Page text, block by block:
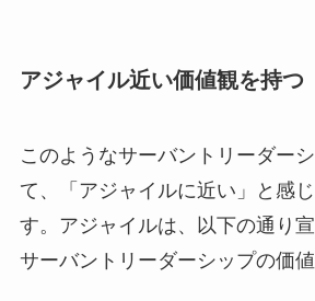
アジャイル近い価値観を持つ
このようなサーバントリーダー
て、「アジャイルに近い」と感
す。アジャイルは、以下の通り宣
サーバントリーダーシップの価値